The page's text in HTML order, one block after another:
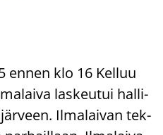
ennen klo 16 Kel­luu
las­keu­tui hal­li­
Il­ma­lai­van tek­